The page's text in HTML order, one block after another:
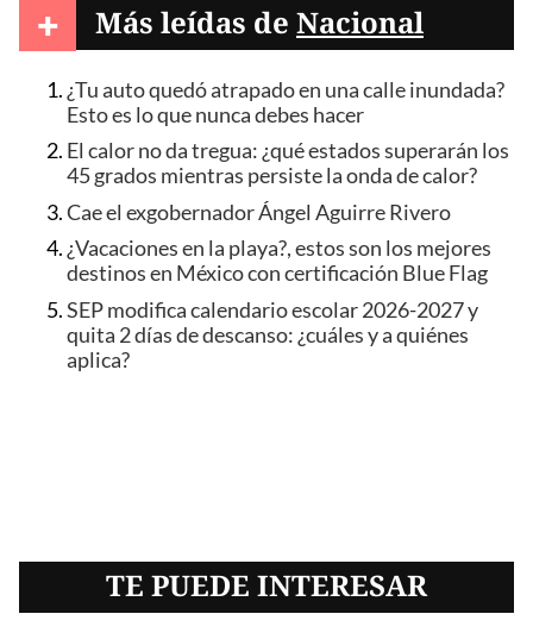
+ Más leídas de Nacional
¿Tu auto quedó atrapado en una calle inundada?
Esto es lo que nunca debes hacer
El calor no da tregua: ¿qué estados superarán los
45 grados mientras persiste la onda de calor?
Cae el exgobernador Ángel Aguirre Rivero
¿Vacaciones en la playa?, estos son los mejores
destinos en México con certificación Blue Flag
SEP modifica calendario escolar 2026-2027 y
quita 2 días de descanso: ¿cuáles y a quiénes
aplica?
TE PUEDE INTERESAR